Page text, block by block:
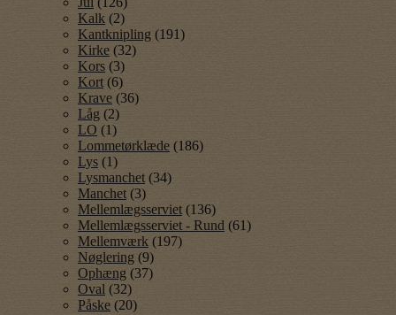
Kalk (2)
Kantknipling (191)
Kirke (32)
Kors (3)
Kort (6)
Krave (36)
Låg (2)
LO (1)
Lommetørklæde (186)
Lys (1)
Lysmanchet (34)
Manchet (3)
Mellemlægsserviet (136)
Mellemlægsserviet - Rund (61)
Mellemværk (197)
Nøglering (9)
Ophæng (37)
Oval (32)
Påske (20)